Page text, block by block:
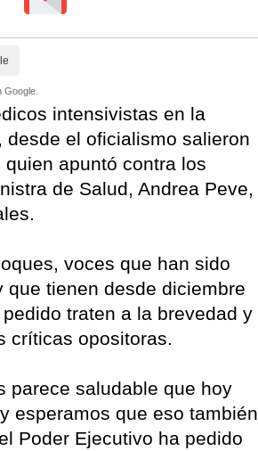
Google.
intensivistas en la
el oficialismo salieron
apuntó contra los
de Salud, Andrea Peve,
voces que han sido
tienen desde diciembre
traten a la brevedad y
críticas opositoras.
parece saludable que hoy
esperamos que eso también
Poder Ejecutivo ha pedido